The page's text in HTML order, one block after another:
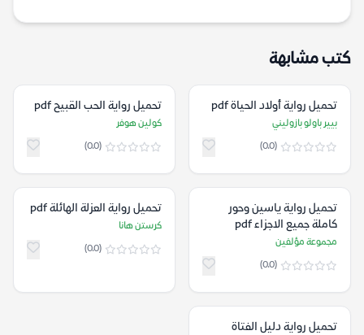
كتب مشابهة
تحميل رواية أولاد الحياة pdf
بيير باولو بازوليني
(0.0)
تحميل رواية الحب القبيح pdf
كولين هوفر
(0.0)
تحميل رواية ياسين وحور
كاملة جميع الاجزاء pdf
مجموعة مؤلفين
(0.0)
تحميل رواية العزلة الهائلة pdf
كرستن هانا
(0.0)
تحميل رواية دليل الفتاة